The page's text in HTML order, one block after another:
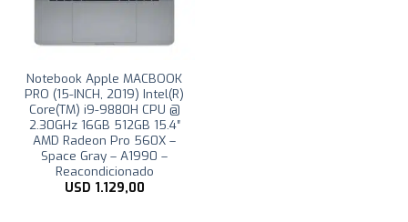
Notebook Apple MACBOOK
PRO (15-INCH, 2019) Intel(R)
Core(TM) i9-9880H CPU @
2.30GHz 16GB 512GB 15.4″
AMD Radeon Pro 560X –
Space Gray – A1990 –
Reacondicionado
USD 1.129,00